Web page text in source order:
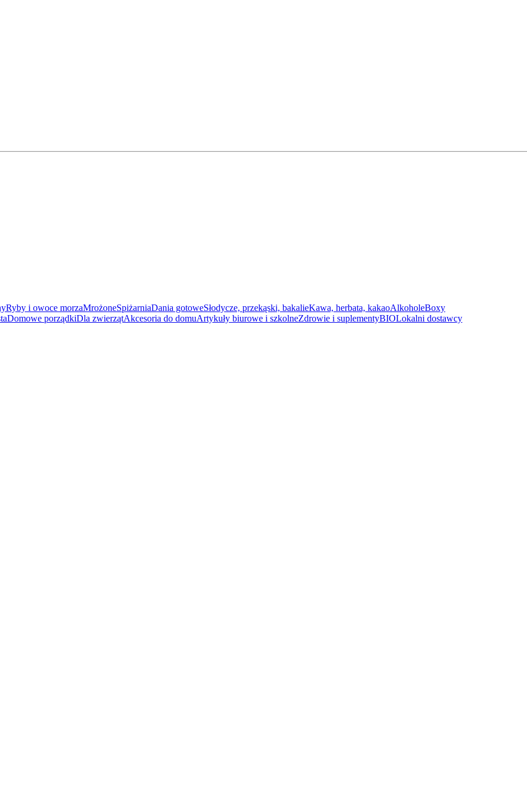
Ryby i owoce morzaMrożoneSpiżarniaDania gotoweSłodycze, przekąski, bakalieKawa, herbata, kakaoAlkoholeBoxy
Domowe porządkiDla zwierzątAkcesoria do domuArtykuły biurowe i szkolneZdrowie i suplementyBIOLokalni dostawcy